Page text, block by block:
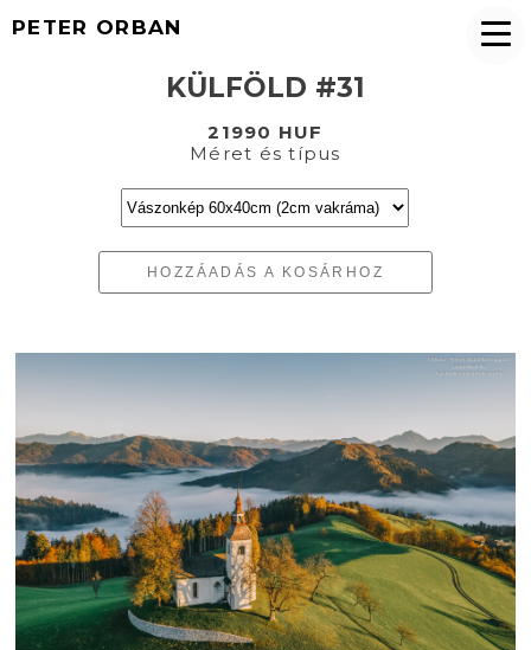
PETER ORBAN
KÜLFÖLD #31
21990 HUF
Méret és típus
HOZZÁADÁS A KOSÁRHOZ